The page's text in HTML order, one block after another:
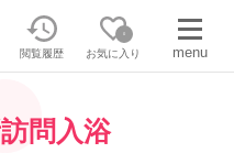
閲覧履歴
0
お気に入り menu
わせはこちら
問入浴